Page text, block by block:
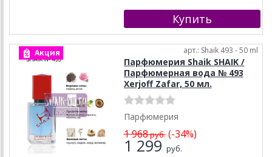
Акция арт.: Shaik 493 - 50 ml
Парфюмерия Shaik SHAIK /
Парфюмерная вода № 493
Xerjoff Zafar, 50 мл.
Парфюмерия
1 968руб.(-34%)
1 299 руб.